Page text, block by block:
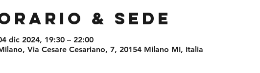
& Sede
dic 2024, 19:30 – 22:00
Via Cesare Cesariano, 7, 20154 Milano MI, Italia